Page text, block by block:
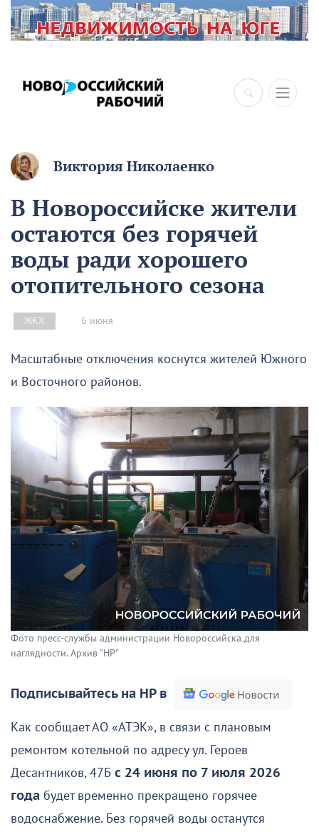
×
Виктория Николаенко
В Новороссийске жители
остаются без горячей
воды ради хорошего
отопительного сезона
ЖКХ 6 июня
Масштабные отключения коснутся жителей Южного
и Восточного районов.
Фото пресс-службы администрации Новороссийска для
наглядности. Архив "НР"
Подписывайтесь на НР в
Как сообщает АО «АТЭК», в связи с плановым
ремонтом котельной по адресу ул. Героев
Десантников, 47Б с 24 июня по 7 июля 2026
года будет временно прекращено горячее
водоснабжение. Без горячей воды останутся